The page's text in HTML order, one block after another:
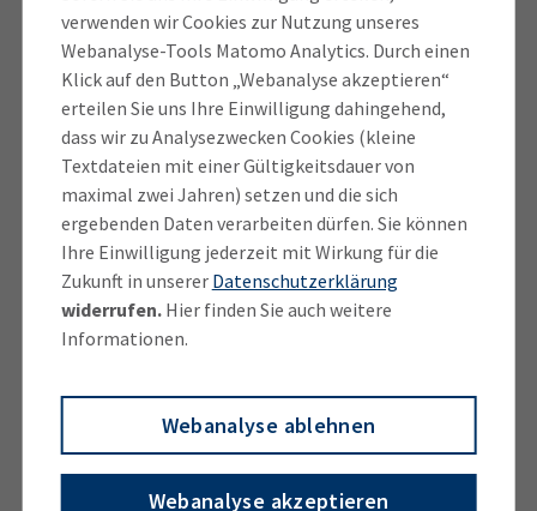
verwenden wir Cookies zur Nutzung unseres
Webanalyse-Tools Matomo Analytics. Durch einen
Klick auf den Button „Webanalyse akzeptieren“
erteilen Sie uns Ihre Einwilligung dahingehend,
dass wir zu Analysezwecken Cookies (kleine
Textdateien mit einer Gültigkeitsdauer von
maximal zwei Jahren) setzen und die sich
ergebenden Daten verarbeiten dürfen. Sie können
Ihre Einwilligung jederzeit mit Wirkung für die
Zukunft in unserer Datenschutzerklärung
widerrufen.Hier finden Sie auch weitere
Informationen.
Webanalyse ablehnen
Webanalyse akzeptieren
Kommunen liegt der Hebesatz bei 300 Prozent.
Gesetzlich ist den Gemeinden bundesweit ein
Mindesthebesatz von 200 Prozent vorgeschrieben.
„Die Corona-Krise hat die Betriebe in vielen Branchen
äußerst stark belastet. Keinesfalls darf die
aufkeimende Erholung durch ein unzeitgemäßes
Drehen an der Steuerschraube bedroht werden. Die
Betriebe brauchen ihre Liquidität jetzt vor allem für
Investitionen. Die Wirtschaft setzt auf das Augenmaß
der Kommunen, denen bei coronabedingter
die Arme greifen“, sagt Alexander Kessel,
Vorsitzender des IHK-Regionalausschusses Eichstätt.
„Ein niedriger Hebesatz lässt den Betrieben mehr